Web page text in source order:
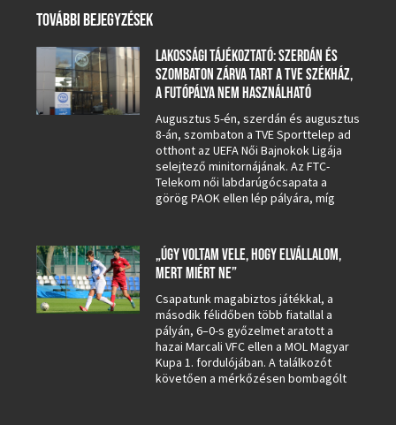
TOVÁBBI BEJEGYZÉSEK
LAKOSSÁGI TÁJÉKOZTATÓ: SZERDÁN ÉS
SZOMBATON ZÁRVA TART A TVE SZÉKHÁZ,
A FUTÓPÁLYA NEM HASZNÁLHATÓ
Augusztus 5-én, szerdán és augusztus
8-án, szombaton a TVE Sporttelep ad
otthont az UEFA Női Bajnokok Ligája
selejtező minitornájának. Az FTC-
Telekom női labdarúgócsapata a
görög PAOK ellen lép pályára, míg
„ÚGY VOLTAM VELE, HOGY ELVÁLLALOM,
MERT MIÉRT NE”
Csapatunk magabiztos játékkal, a
második félidőben több fiatallal a
pályán, 6–0-s győzelmet aratott a
hazai Marcali VFC ellen a MOL Magyar
Kupa 1. fordulójában. A találkozót
követően a mérkőzésen bombagólt